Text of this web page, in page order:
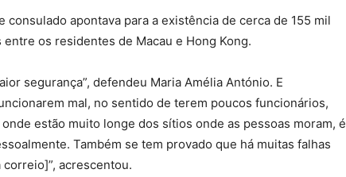
consulado apontava para a existência de cerca de 155 mil
os residentes de Macau e Hong Kong.
segurança”, defendeu Maria Amélia António. E
mal, no sentido de terem poucos funcionários,
estão muito longe dos sítios onde as pessoas moram, é
Também se tem provado que há muitas falhas
acrescentou.